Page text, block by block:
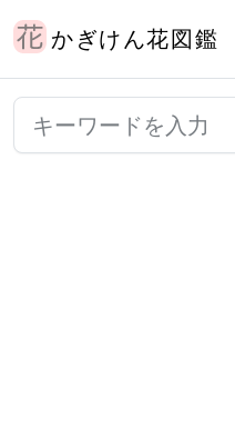
かぎけん花図鑑